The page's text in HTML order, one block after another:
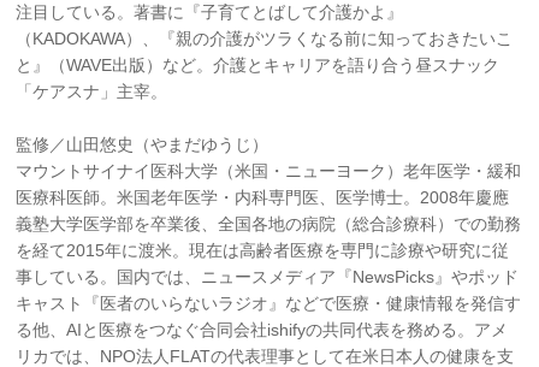
注目している。著書に『子育てとばして介護かよ』
（KADOKAWA）、『親の介護がツラくなる前に知っておきたいこ
と』（WAVE出版）など。介護とキャリアを語り合う昼スナック
「ケアスナ」主宰。
監修／山田悠史（やまだゆうじ）
マウントサイナイ医科大学（米国・ニューヨーク）老年医学・緩和
医療科医師。米国老年医学・内科専門医、医学博士。2008年慶應
義塾大学医学部を卒業後、全国各地の病院（総合診療科）での勤務
を経て2015年に渡米。現在は高齢者医療を専門に診療や研究に従
事している。国内では、ニュースメディア『NewsPicks』やポッド
キャスト『医者のいらないラジオ』などで医療・健康情報を発信す
る他、AIと医療をつなぐ合同会社ishifyの共同代表を務める。アメ
リカでは、NPO法人FLATの代表理事として在米日本人の健康を支